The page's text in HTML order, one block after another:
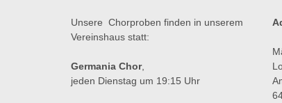
Unsere Chorproben finden in unserem
Vereinshaus statt:
Germania Chor,
jeden Dienstag um 19:15 Uhr